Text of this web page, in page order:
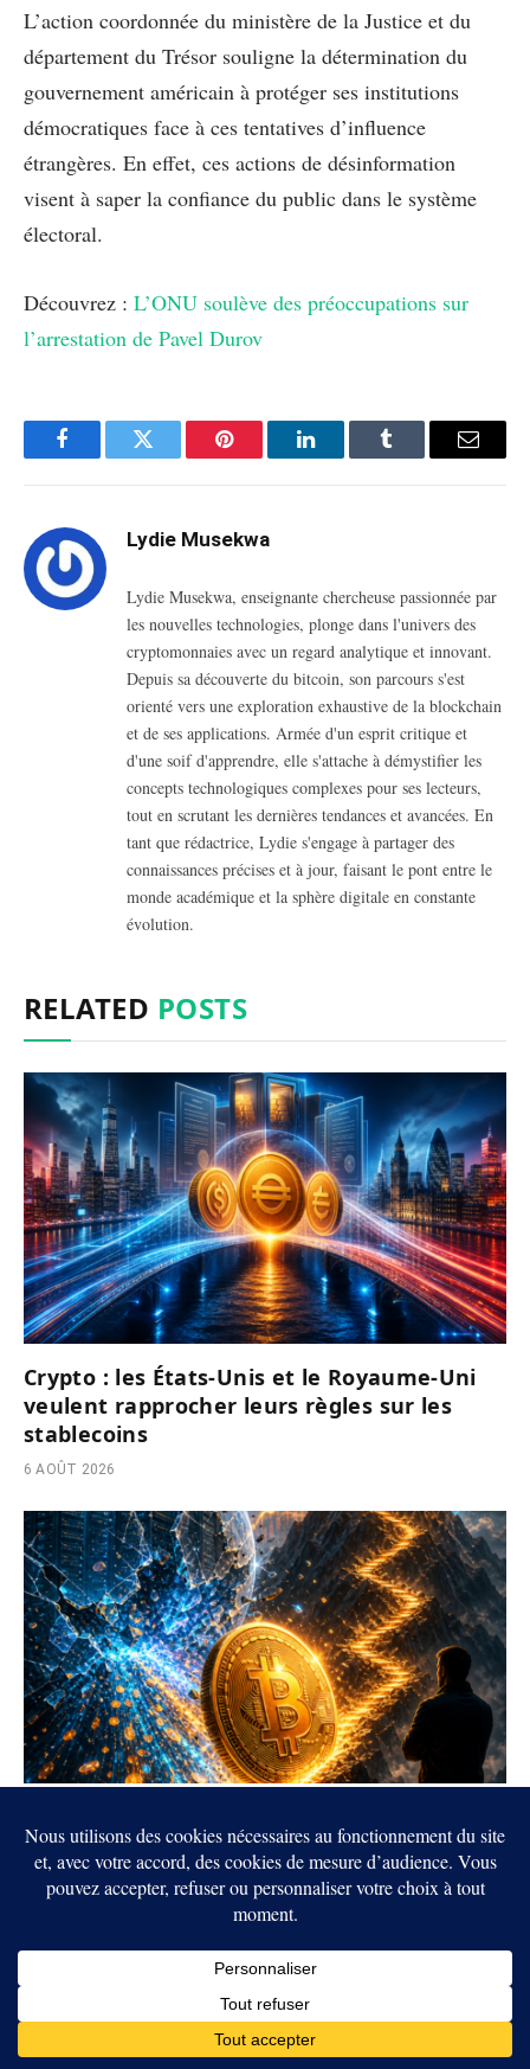
L’action coordonnée du ministère de la Justice et du
département du Trésor souligne la détermination du
gouvernement américain à protéger ses institutions
démocratiques face à ces tentatives d’influence
étrangères. En effet, ces actions de désinformation
visent à saper la confiance du public dans le système
électoral.
Découvrez : L’ONU soulève des préoccupations sur
l’arrestation de Pavel Durov
FacebookTwitter Pinterest LinkedInTumblr Email
Lydie Musekwa
Lydie Musekwa, enseignante chercheuse passionnée par
les nouvelles technologies, plonge dans l'univers des
cryptomonnaies avec un regard analytique et innovant.
Depuis sa découverte du bitcoin, son parcours s'est
orienté vers une exploration exhaustive de la blockchain
et de ses applications. Armée d'un esprit critique et
d'une soif d'apprendre, elle s'attache à démystifier les
concepts technologiques complexes pour ses lecteurs,
tout en scrutant les dernières tendances et avancées. En
tant que rédactrice, Lydie s'engage à partager des
connaissances précises et à jour, faisant le pont entre le
monde académique et la sphère digitale en constante
évolution.
RELATED POSTS
Crypto : les États-Unis et le Royaume-Uni
veulent rapprocher leurs règles sur les
stablecoins
6 AOÛT 2026
mise sur l’éclatement de la bulle IA